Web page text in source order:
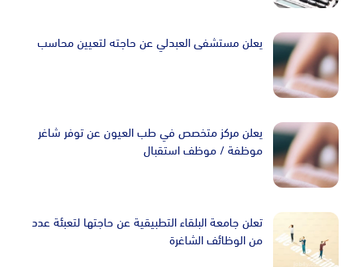
يعلن مستشفى العبدلي عن حاجته لتعيين محاسب
يعلن مركز متخصص في طب العيون عن توفر شاغر
موظفة / موظف استقبال
تعلن جامعة البلقاء التطبيقية عن حاجتها لتعبئة عدد
من الوظائف الشاغرة